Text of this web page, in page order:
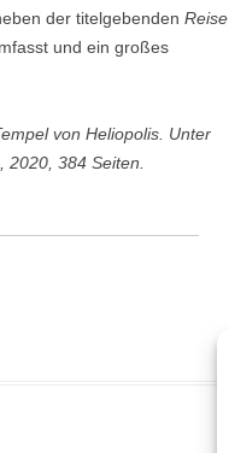
der titelgebenden Reise
und ein großes
von Heliopolis. Unter
384 Seiten.